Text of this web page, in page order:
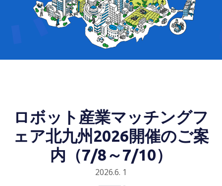
ロボット産業マッチングフ
ェア北九州2026開催のご案
内（7/8～7/10）
2026.6. 1